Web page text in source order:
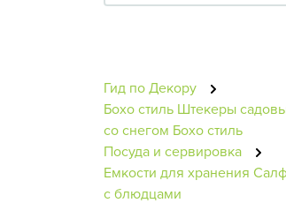
Гид по Декору
Бохо стиль Штекеры
со снегом Бохо стиль
Посуда и сервировка
Емкости для хранения
с блюдцами